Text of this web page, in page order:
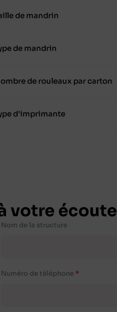
de mandrin
de mandrin
de rouleaux par carton
d'imprimante
votre écoute
Nom de la structure
Numéro de téléphone